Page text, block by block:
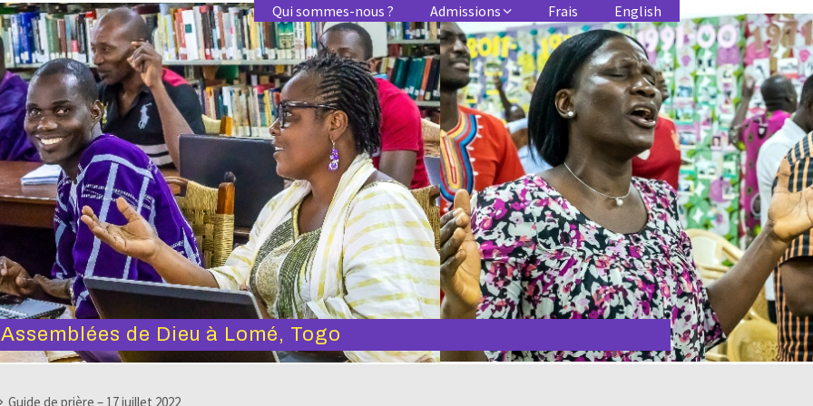
Qui sommes-nous ? Admissions Frais English
de Dieu à Lomé, Togo
Guide de prière – 17 juillet 2022